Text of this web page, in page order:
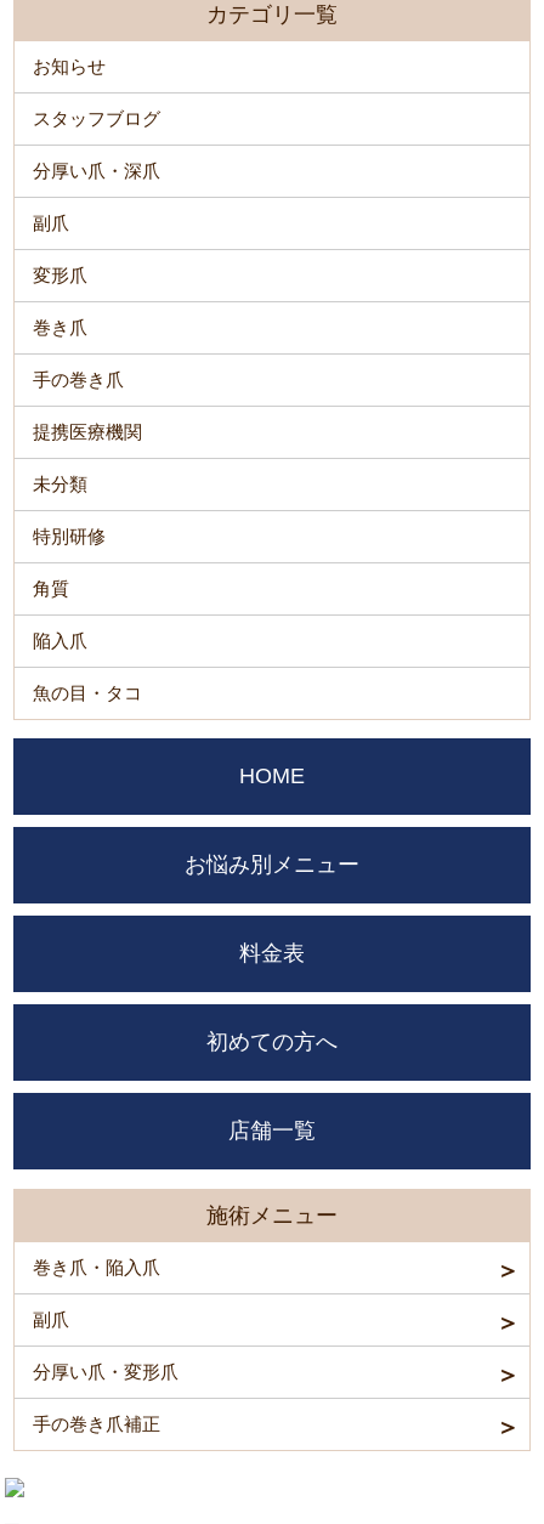
カテゴリ一覧
お知らせ
スタッフブログ
分厚い爪・深爪
副爪
変形爪
巻き爪
手の巻き爪
提携医療機関
未分類
特別研修
角質
陥入爪
魚の目・タコ
HOME
お悩み別メニュー
料金表
初めての方へ
店舗一覧
施術メニュー
巻き爪・陥入爪
副爪
分厚い爪・変形爪
手の巻き爪補正